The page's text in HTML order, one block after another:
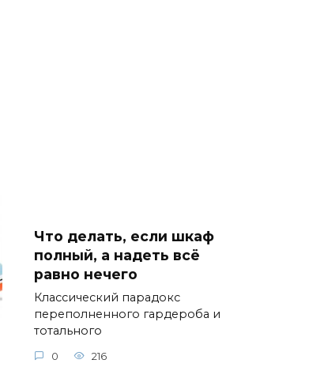
Что делать, если шкаф
полный, а надеть всё
равно нечего
Классический парадокс
переполненного гардероба и
тотального
0 216